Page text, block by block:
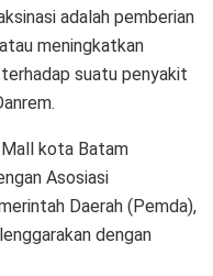
adalah pemberian
meningkatkan
suatu penyakit
kota Batam
Asosiasi
Daerah (Pemda),
dengan